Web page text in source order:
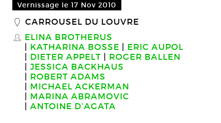
Vernissage le 17 Nov 2010
_ CARROUSEL DU LOUVRE
S ELINA BROTHERUS
KATHARINA BOSSE
ERIC AUPOL
DIETER APPELT
ROGER BALLEN
JESSICA BACKHAUS
ROBERT ADAMS
MICHAEL ACKERMAN
MARINA ABRAMOVIC
ANTOINE D’AGATA